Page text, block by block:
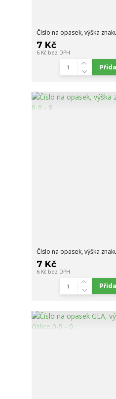
Číslo na opasek, výška
7 Kč
6 Kč bez DPH
Číslo na opasek, výška
7 Kč
6 Kč bez DPH